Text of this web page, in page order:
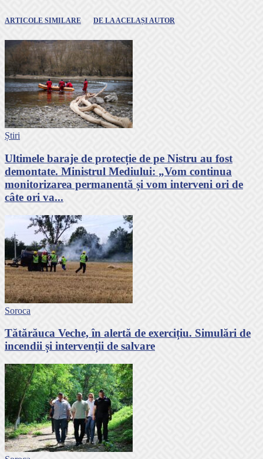
ARTICOLE SIMILARE DE LA ACELAȘI AUTOR
Știri
Ultimele baraje de protecție de pe Nistru au fost
demontate. Ministrul Mediului: „Vom continua
monitorizarea permanentă și vom interveni ori de
câte ori va...
Soroca
Tătărăuca Veche, în alertă de exercițiu. Simulări de
incendii și intervenții de salvare